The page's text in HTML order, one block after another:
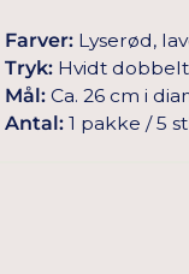
Farver: Lyserød,
Tryk: Hvidt
Mål: Ca. 26 cm i
Antal: 1 pakke / 5